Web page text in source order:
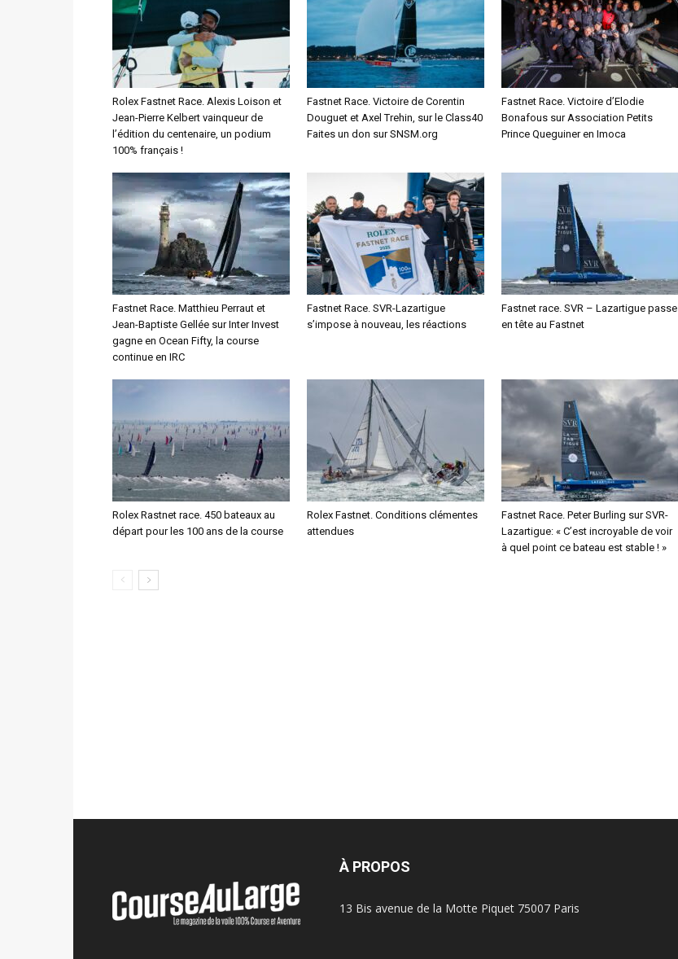
Rolex Fastnet Race. Alexis Loison et
Jean-Pierre Kelbert vainqueur de
l’édition du centenaire, un podium
100% français !
Fastnet Race. Victoire de Corentin
Douguet et Axel Trehin, sur le Class40
Faites un don sur SNSM.org
Fastnet Race. Victoire d’Elodie
Bonafous sur Association Petits
Prince Queguiner en Imoca
Fastnet Race. Matthieu Perraut et
Jean-Baptiste Gellée sur Inter Invest
gagne en Ocean Fifty, la course
continue en IRC
Fastnet Race. SVR-Lazartigue
s’impose à nouveau, les réactions
Fastnet race. SVR – Lazartigue passe
en tête au Fastnet
Rolex Rastnet race. 450 bateaux au
départ pour les 100 ans de la course
Rolex Fastnet. Conditions clémentes
attendues
Fastnet Race. Peter Burling sur SVR-
Lazartigue: « C’est incroyable de voir
à quel point ce bateau est stable ! »
À PROPOS
13 Bis avenue de la Motte Piquet 75007 Paris